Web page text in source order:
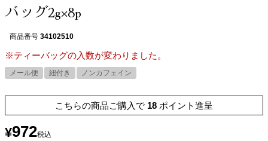
バッグ2g×8p
商品番号 34102510
※ティーバッグの入数が変わりました。
メール便 紐付き ノンカフェイン
こちらの商品ご購入で 18 ポイント進呈
¥972税込